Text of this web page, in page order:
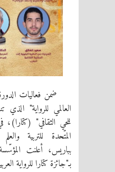
ضمن فعاليات
العالمي للرواية" الذي
للحي الثقافي" (كتارا)،
المتّحدة للتربية
بباريس، أعلنت
بـ"جائزة كتارا للرواية